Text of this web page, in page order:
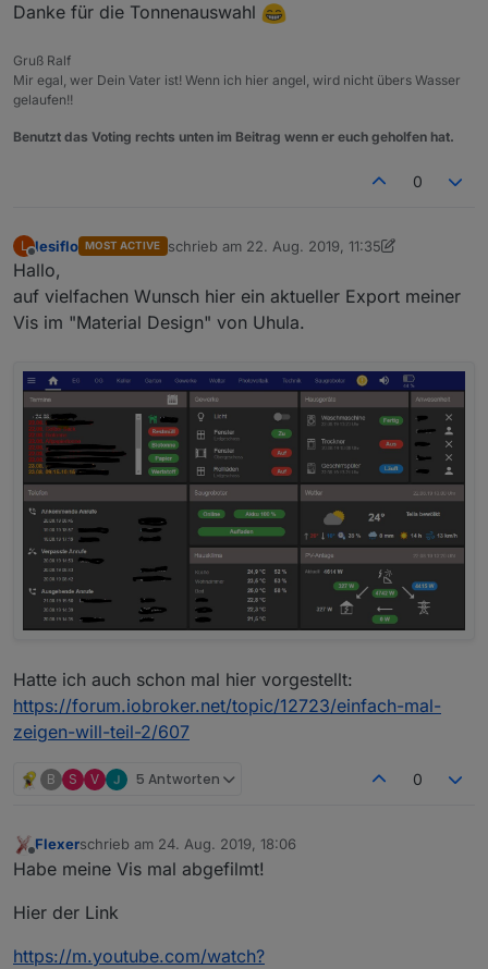
Danke für die Tonnenauswahl
Gruß Ralf
Mir egal, wer Dein Vater ist! Wenn ich hier angel, wird nicht übers Wasser
gelaufen!!
Benutzt das Voting rechts unten im Beitrag wenn er euch geholfen hat.
0
L
Offline
lesiflo MOST ACTIVE schrieb am 22. Aug. 2019, 11:35
zuletzt editiert von lesiflo
Hallo,
auf vielfachen Wunsch hier ein aktueller Export meiner
Vis im "Material Design" von Uhula.
Hatte ich auch schon mal hier vorgestellt:
https://forum.iobroker.net/topic/12723/einfach-mal-
zeigen-will-teil-2/607
B S V 5 Antworten 0
Offline
Flexerschrieb am 24. Aug. 2019, 18:06
zuletzt editiert von
Habe meine Vis mal abgefilmt!
Hier der Link
https://m.youtube.com/watch?